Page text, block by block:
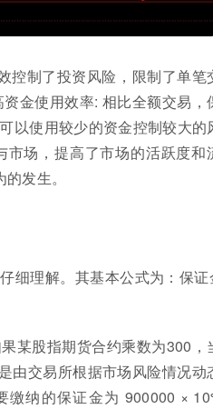
控制了投资风险，限制了单笔
金使用效率: 相比全额交易，
以使用较少的资金控制较大的
场，提高了市场的活跃度和
发生。
细理解。其基本公式为：保证
某股指期货合约乘数为300，
由交易所根据市场风险情况动
纳的保证金为 900000 ×